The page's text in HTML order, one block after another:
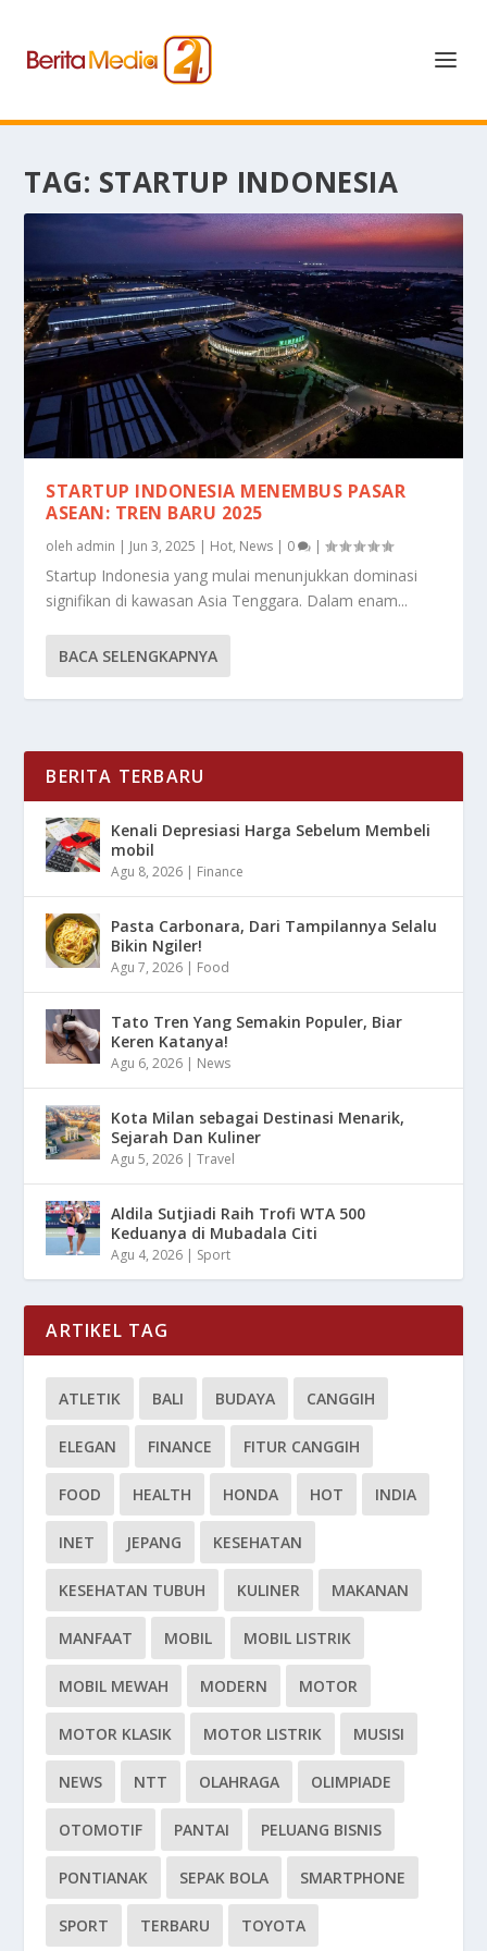
TAG: STARTUP INDONESIA
STARTUP INDONESIA MENEMBUS PASAR
ASEAN: TREN BARU 2025
oleh admin | Jun 3, 2025 | Hot, News | 0 |
Startup Indonesia yang mulai menunjukkan dominasi
signifikan di kawasan Asia Tenggara. Dalam enam...
BACA SELENGKAPNYA
BERITA TERBARU
Kenali Depresiasi Harga Sebelum Membeli
mobil
Agu 8, 2026 | Finance
Pasta Carbonara, Dari Tampilannya Selalu
Bikin Ngiler!
Agu 7, 2026 | Food
Tato Tren Yang Semakin Populer, Biar
Keren Katanya!
Agu 6, 2026 | News
Kota Milan sebagai Destinasi Menarik,
Sejarah Dan Kuliner
Agu 5, 2026 |Travel
Aldila Sutjiadi Raih Trofi WTA 500
Keduanya di Mubadala Citi
Agu 4, 2026 | Sport
ARTIKEL TAG
ATLETIK BALI BUDAYA CANGGIH
ELEGAN FINANCE FITUR CANGGIH
FOOD HEALTH HONDA HOT INDIA
INET JEPANG KESEHATAN
KESEHATAN TUBUH KULINER MAKANAN
MANFAAT MOBIL MOBIL LISTRIK
MOBIL MEWAH MODERN MOTOR
MOTOR KLASIK MOTOR LISTRIK MUSISI
NEWS NTT OLAHRAGA OLIMPIADE
OTOMOTIF PANTAI PELUANG BISNIS
PONTIANAK SEPAK BOLA SMARTPHONE
SPORT TERBARU TOYOTA